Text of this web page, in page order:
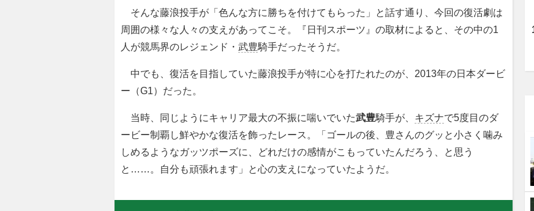
そんな藤浪投手が「色んな方に勝ちを付けてもらった」と話す通り、今回の復活劇は
周囲の様々な人々の支えがあってこそ。『日刊スポーツ』の取材によると、その中の1
人が競馬界のレジェンド・ 武豊騎手だったそうだ。
中でも、復活を目指していた藤浪投手が特に心を打たれたのが、2013年の日本ダービ
ー（G1）だった。
当時、同じようにキャリア最大の不振に喘いでいた武豊騎手が、 キズナで5度目のダ
ービー制覇し鮮やかな復活を飾ったレース。「ゴールの後、豊さんのグッと小さく噛み
しめるようなガッツポーズに、どれだけの感情がこもっていたんだろう、と思う
と……。自分も頑張れます」と心の支えになっていたようだ。